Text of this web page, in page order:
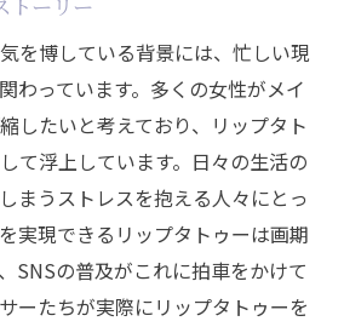
を博している背景には、忙しい現
わっています。多くの女性がメイ
したいと考えており、リップタト
て浮上しています。日々の生活の
まうストレスを抱える人々にとっ
実現できるリップタトゥーは画期
SNSの普及がこれに拍車をかけて
ーたちが実際にリップタトゥーを